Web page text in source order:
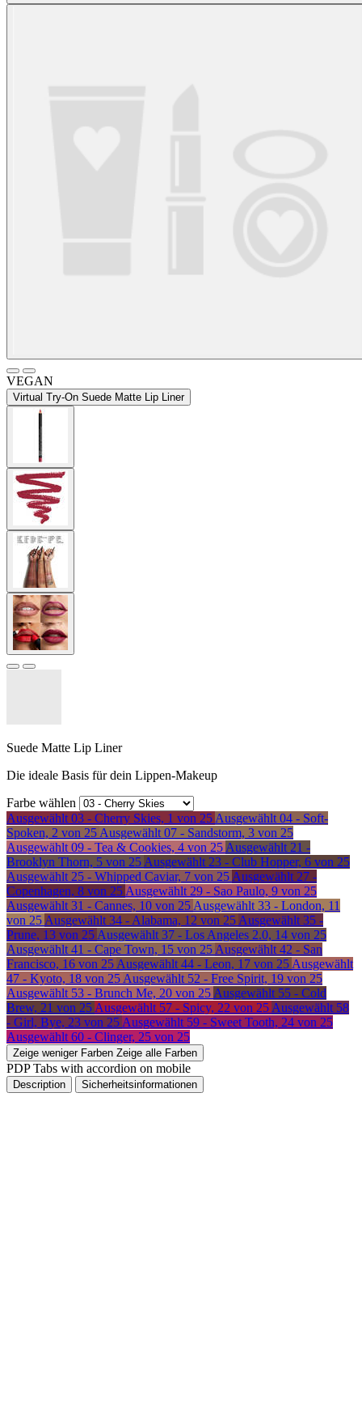
VEGAN
Virtual Try-On Suede Matte Lip Liner
Suede Matte Lip Liner
Die ideale Basis für dein Lippen-Makeup
Farbe wählen
Ausgewählt 03 - Cherry Skies, 1 von 25 Ausgewählt 04 - Soft-
Spoken, 2 von 25 Ausgewählt 07 - Sandstorm, 3 von 25
Ausgewählt 09 - Tea & Cookies, 4 von 25 Ausgewählt 21 -
Brooklyn Thorn, 5 von 25 Ausgewählt 23 - Club Hopper, 6 von 25
Ausgewählt 25 - Whipped Caviar, 7 von 25 Ausgewählt 27 -
Copenhagen, 8 von 25 Ausgewählt 29 - Sao Paulo, 9 von 25
Ausgewählt 31 - Cannes, 10 von 25 Ausgewählt 33 - London, 11
von 25 Ausgewählt 34 - Alabama, 12 von 25 Ausgewählt 35 -
Prune, 13 von 25 Ausgewählt 37 - Los Angeles 2.0, 14 von 25
Ausgewählt 41 - Cape Town, 15 von 25 Ausgewählt 42 - San
Francisco, 16 von 25 Ausgewählt 44 - Leon, 17 von 25 Ausgewählt
47 - Kyoto, 18 von 25 Ausgewählt 52 - Free Spirit, 19 von 25
Ausgewählt 53 - Brunch Me, 20 von 25 Ausgewählt 55 - Cold
Brew, 21 von 25 Ausgewählt 57 - Spicy, 22 von 25 Ausgewählt 58
- Girl, Bye, 23 von 25 Ausgewählt 59 - Sweet Tooth, 24 von 25
Ausgewählt 60 - Clinger, 25 von 25
Zeige weniger Farben Zeige alle Farben
PDP Tabs with accordion on mobile
Description Sicherheitsinformationen